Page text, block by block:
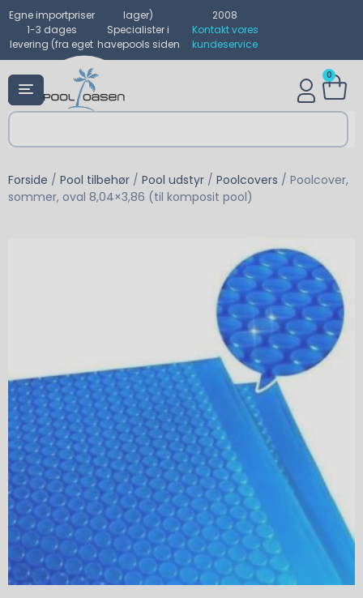
Egne importpriser
1-3 dages
levering (fra eget
lager)
Specialister i
havepools siden
2008
Kontakt vores
kundeservice
0
Forside / Pool tilbehør / Pool udstyr / Poolcovers / Poolcover,
sommer, oval 8,04×3,86 (til komposit pool)